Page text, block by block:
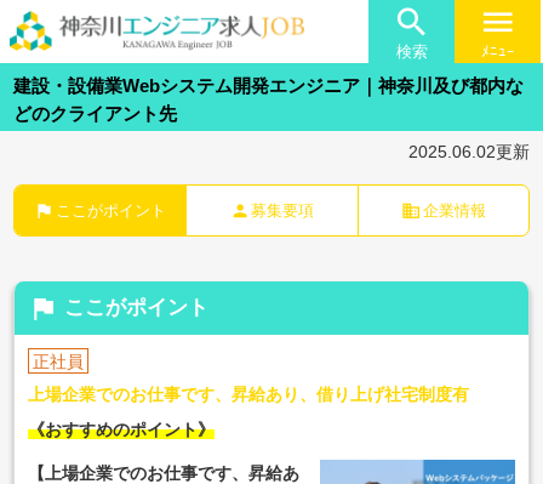

検索
menu
ﾒﾆｭｰ
建設・設備業Webシステム開発エンジニア｜神奈川及び都内な
どのクライアント先
2025.06.02更新
flag ここがポイント person 募集要項 business 企業情報
flag ここがポイント
正社員
上場企業でのお仕事です、昇給あり、借り上げ社宅制度有
《おすすめのポイント》
【上場企業でのお仕事です、昇給あ